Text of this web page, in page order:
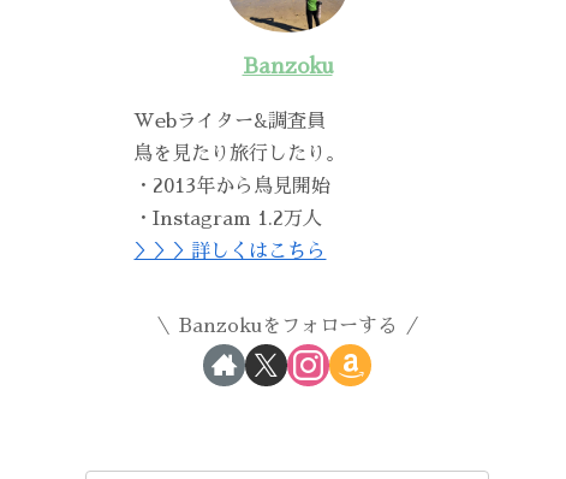
Banzoku
Webライター&調査員
鳥を見たり旅行したり。
・2013年から鳥見開始
・Instagram 1.2万人
＞＞＞詳しくはこちら
Banzokuをフォローする